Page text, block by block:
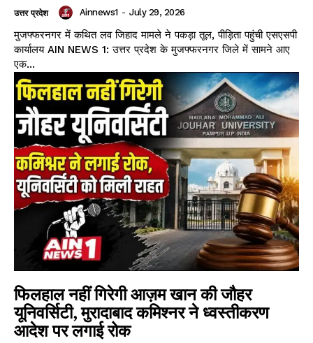
उत्तर प्रदेश Ainnews1 - July 29, 2026
मुजफ्फरनगर में कथित लव जिहाद मामले ने पकड़ा तूल, पीड़िता पहुंची एसएसपी
कार्यालय AIN NEWS 1: उत्तर प्रदेश के मुजफ्फरनगर जिले में सामने आए
एक...
फिलहाल नहीं गिरेगी आज़म खान की जौहर
यूनिवर्सिटी, मुरादाबाद कमिश्नर ने ध्वस्तीकरण
आदेश पर लगाई रोक